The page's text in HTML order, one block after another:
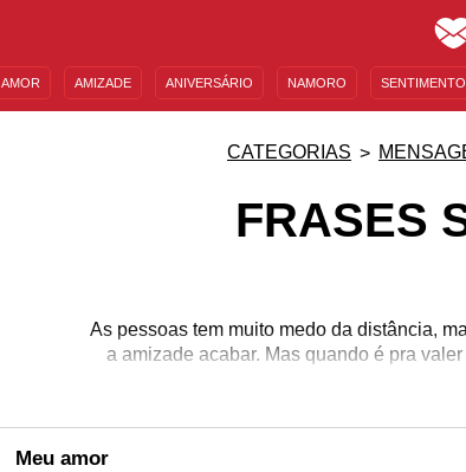
AMOR AMIZADE ANIVERSÁRIO NAMORO
CATEGORIAS
FRASES
As pessoas tem muito medo da distância,
a amizade acabar. Mas quando é pra
separa
Meu amor